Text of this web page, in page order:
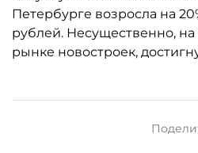
Петербурге возросла на
рублей. Несущественно, на
рынке новостроек,